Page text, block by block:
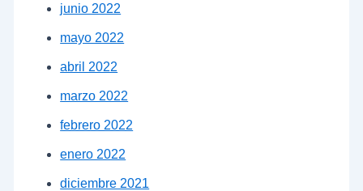
junio 2022
mayo 2022
abril 2022
marzo 2022
febrero 2022
enero 2022
diciembre 2021